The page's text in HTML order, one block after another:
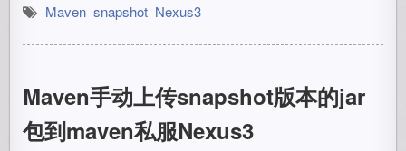
Maven snapshot Nexus3
Maven手动上传snapshot版本的jar
包到maven私服Nexus3